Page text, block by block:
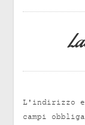
L'indirizzo
campi